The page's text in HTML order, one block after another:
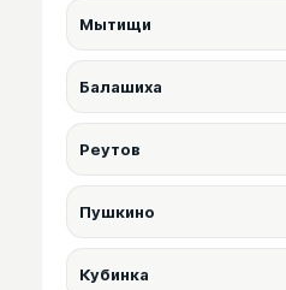
Мытищи
Балашиха
Реутов
Пушкино
Кубинка